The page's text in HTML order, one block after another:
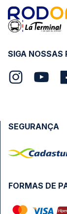
SIGA NOSSAS
FORMAS DE
SEGURANÇA